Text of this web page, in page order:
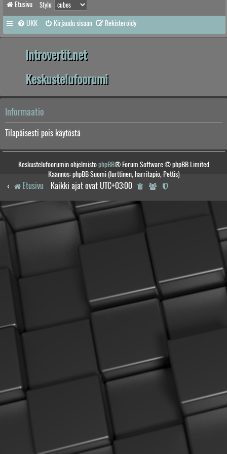
Etusivu Style:
UKK Kirjaudu sisään Rekisteröidy
Introvertit.net
Keskustelufoorumi
Informaatio
Tilapäisesti pois käytöstä
Keskustelufoorumin ohjelmistophpBB® Forum Software © phpBB Limited
Käännös: phpBB Suomi (lurttinen, harritapio, Pettis)
Etusivu Kaikki ajat ovat UTC+03:00